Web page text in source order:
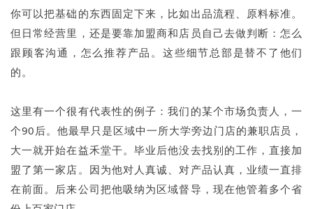
你可以把基础的东西固定下来，比如出品流程、原料标准。
但日常经营里，还是要靠加盟商和店员自己去做判断：怎么
跟顾客沟通，怎么推荐产品。这些细节总部是替不了他们
的。
这里有一个很有代表性的例子：我们的某个市场负责人，一
个90后。他最早只是区域中一所大学旁边门店的兼职店员，
大一就开始在益禾堂干。毕业后他没去找别的工作，直接加
盟了第一家店。因为他对人真诚、对产品认真，业绩一直排
在前面。后来公司把他吸纳为区域督导，现在他管着多个省